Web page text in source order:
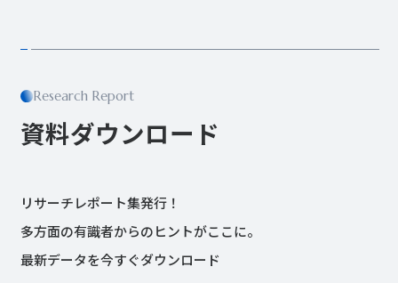
Research Report
資料ダウンロード
リサーチレポート集発行！
多方面の有識者からのヒントがここに。
最新データを今すぐダウンロード